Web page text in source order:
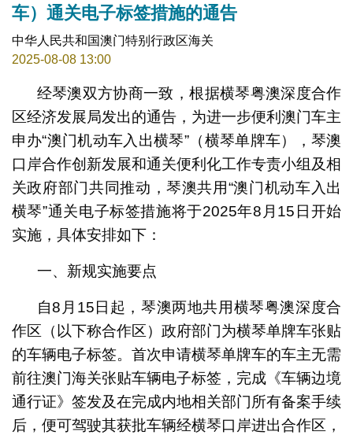
车）通关电子标签措施的通告
中华人民共和国澳门特别行政区海关
2025-08-08 13:00
经琴澳双方协商一致，根据横琴粤澳深度合作
区经济发展局发出的通告，为进一步便利澳门车主
申办“澳门机动车入出横琴”（横琴单牌车），琴澳
口岸合作创新发展和通关便利化工作专责小组及相
关政府部门共同推动，琴澳共用“澳门机动车入出
横琴”通关电子标签措施将于2025年8月15日开始
实施，具体安排如下：
一、新规实施要点
自8月15日起，琴澳两地共用横琴粤澳深度合
作区（以下称合作区）政府部门为横琴单牌车张贴
的车辆电子标签。首次申请横琴单牌车的车主无需
前往澳门海关张贴车辆电子标签，完成《车辆边境
通行证》签发及在完成内地相关部门所有备案手续
后，便可驾驶其获批车辆经横琴口岸进出合作区，